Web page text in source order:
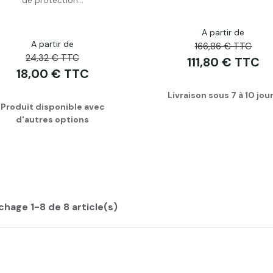
A partir de
24,32 € TTC
18,00 € TTC
Produit disponible avec
d'autres options
A partir de
166,86 € TTC
111,80 € TTC
Livraison sous 7 à 10
1-8 de 8 article(s)